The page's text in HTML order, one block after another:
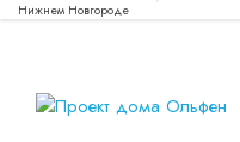
Нижнем Новгороде